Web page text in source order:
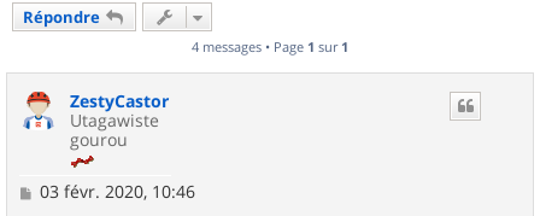
Répondre
4 messages • Page 1 sur 1
ZestyCastor
Utagawiste
gourou
M
03 févr. 2020, 10:46